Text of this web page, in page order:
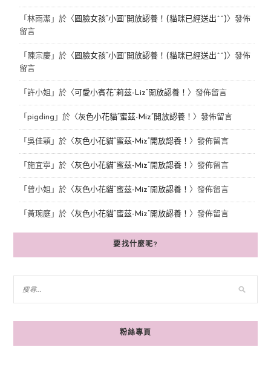
「 林雨潔 」於〈 圓臉女孩“小圓”開放認養！(貓咪已經送出^^)〉發佈
留言
「 陳宗慶」於〈 圓臉女孩“小圓”開放認養！(貓咪已經送出^^)〉發佈
留言
「 許小姐 」於〈 可愛小賓花“莉茲-Liz”開放認養！ 〉發佈留言
「 pigding 」於〈灰色小花貓“蜜茲-Miz”開放認養！ 〉發佈留言
「 吳佳穎 」於〈灰色小花貓“蜜茲-Miz”開放認養！ 〉發佈留言
「 施宜寧 」於〈灰色小花貓“蜜茲-Miz”開放認養！ 〉發佈留言
「 曾小姐 」於〈灰色小花貓“蜜茲-Miz”開放認養！ 〉發佈留言
「 黃琬庭」於〈灰色小花貓“蜜茲-Miz”開放認養！ 〉發佈留言
要找什麼呢?
粉絲專頁